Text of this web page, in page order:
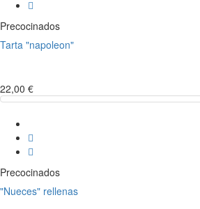
Precocinados
Tarta "napoleon"
22,00 €
Precocinados
"Nueces" rellenas